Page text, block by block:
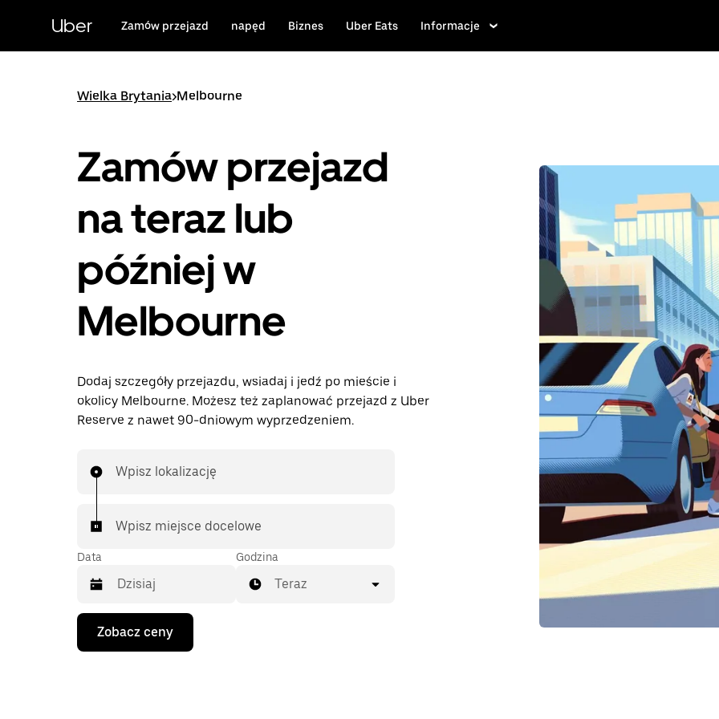
zawartości
Uber Zamów przejazd napęd Biznes Uber Eats Informacje
Wielka Brytania>Melbourne
Zamów przejazd
na teraz lub
później w
Melbourne
Dodaj szczegóły przejazdu, wsiadaj i jedź po mieście i
okolicy Melbourne. Możesz też zaplanować przejazd z Uber
Reserve z nawet 90-dniowym wyprzedzeniem.
Wpisz lokalizację
Wpisz miejsce docelowe
Data
Naciśnij
klawisz
strzałki
Godzina
Teraz
Zobacz ceny